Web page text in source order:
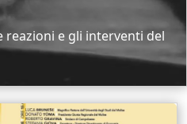
reazioni e gli interventi del